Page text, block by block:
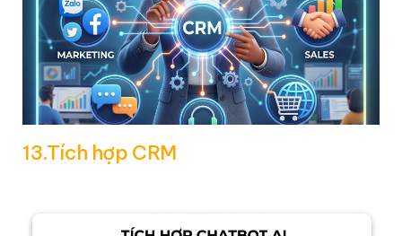
13.Tích hợp CRM